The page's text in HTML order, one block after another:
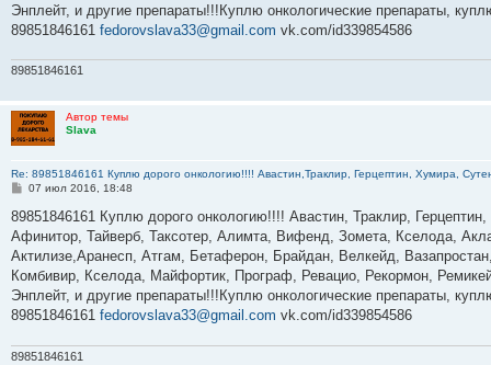
е
Энплейт, и другие препараты!!!Куплю онкологические препараты,
89851846161 fedorovslava33@gmail.com vk.com/id339854586
89851846161
Автор темы
Slava
Re: 89851846161 Куплю дорого онкологию!!!! Авастин,Траклир, Герцептин, Хумира,
С
о
щ
е
и
е
07 июл 2016, 18:48
89851846161 Куплю дорого онкологию!!!! Авастин, Траклир,
Афинитор, Тайверб, Таксотер, Алимта, Вифенд, Зомета, Кселода,
Актилизе,Аранесп, Атгам, Бетаферон, Брайдан, Велкейд,
Комбивир, Кселода, Майфортик, Програф, Ревацио, Рекормон,
Энплейт, и другие препараты!!!Куплю онкологические препараты,
89851846161 fedorovslava33@gmail.com vk.com/id339854586
89851846161